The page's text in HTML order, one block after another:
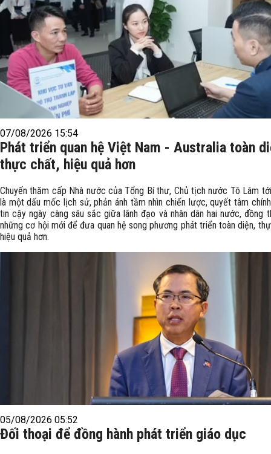
07/08/2026 15:54
Phát triển quan hệ Việt Nam - Australia toàn
thực chất, hiệu quả hơn
Chuyến thăm cấp Nhà nước của Tổng Bí thư, Chủ tịch nước Tô Lâm
là một dấu mốc lịch sử, phản ánh tầm nhìn chiến lược, quyết tâm
tin cậy ngày càng sâu sắc giữa lãnh đạo và nhân dân hai nước, đồng
những cơ hội mới để đưa quan hệ song phương phát triển toàn diện,
hiệu quả hơn.
05/08/2026 05:52
Đối thoại để đồng hành phát triển giáo dục